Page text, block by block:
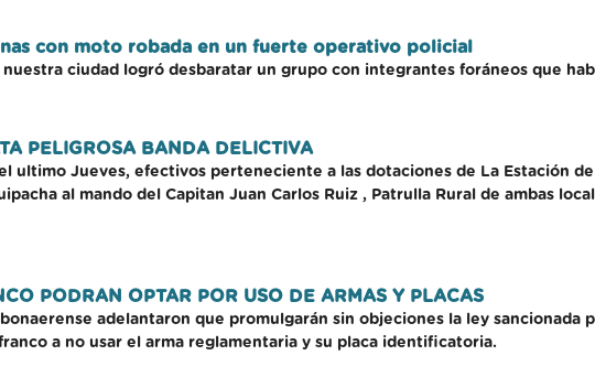
con moto robada en un fuerte operativo policial
nuestra ciudad logró desbaratar un grupo con integrantes foráneos que
PELIGROSA BANDA DELICTIVA
ultimo Jueves, efectivos perteneciente a las dotaciones de La Estación
al mando del Capitan Juan Carlos Ruiz , Patrulla Rural de ambas
PODRAN OPTAR POR USO DE ARMAS Y PLACAS
adelantaron que promulgarán sin objeciones la ley sancionada
a no usar el arma reglamentaria y su placa identificatoria.